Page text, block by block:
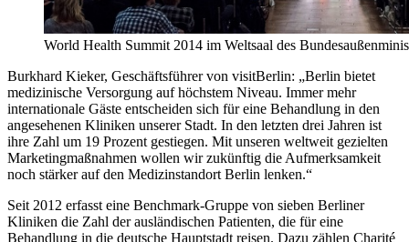
World Health Summit 2014 im Weltsaal des
Burkhard Kieker, Geschäftsführer von visitBerlin: „Berlin bietet
medizinische Versorgung auf höchstem Niveau. Immer mehr
internationale Gäste entscheiden sich für eine Behandlung in den
angesehenen Kliniken unserer Stadt. In den letzten drei Jahren ist
ihre Zahl um 19 Prozent gestiegen. Mit unseren weltweit gezielten
Marketingmaßnahmen wollen wir zukünftig die Aufmerksamkeit
noch stärker auf den Medizinstandort Berlin lenken.“
Seit 2012 erfasst eine Benchmark-Gruppe von sieben Berliner
Kliniken die Zahl der ausländischen Patienten, die für eine
Behandlung in die deutsche Hauptstadt reisen. Dazu zählen Charité